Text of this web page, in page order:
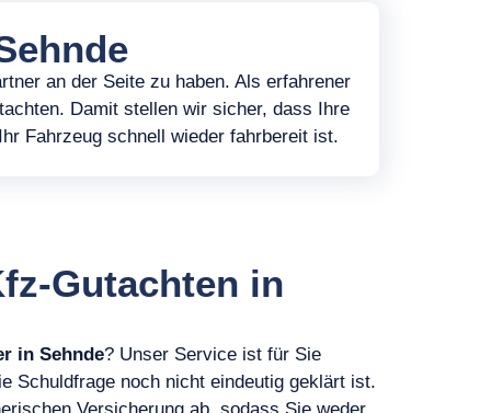
an der Seite zu haben. Als erfahrener
Damit stellen wir sicher, dass Ihre
Fahrzeug schnell wieder fahrbereit ist.
Gutachten in
in Sehnde? Unser Service ist für Sie
Schuldfrage noch nicht eindeutig geklärt ist.